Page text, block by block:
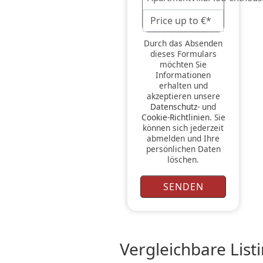
Durch das Absenden
dieses Formulars
möchten Sie
Informationen
erhalten und
akzeptieren unsere
Datenschutz- und
Cookie-Richtlinien. Sie
können sich jederzeit
abmelden und Ihre
persönlichen Daten
löschen.
vergleichbare